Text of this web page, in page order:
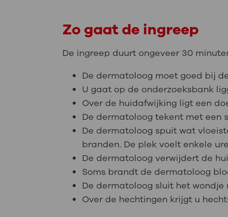
Zo gaat de ingreep
De ingreep duurt ongeveer 30
De dermatoloog moet goed bij
U gaat op de onderzoeksbank
Over de huidafwijking ligt een
De dermatoloog tekent met een
De dermatoloog spuit wat
branden. De plek voelt enkele
De dermatoloog verwijdert de
Soms brandt de dermatoloog
De dermatoloog sluit het wondje
Over de hechtingen krijgt u